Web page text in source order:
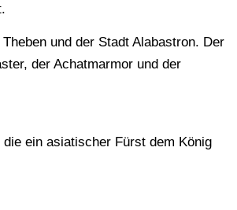
und der Stadt Alabastron. Der
der Achatmarmor und der
ein asiatischer Fürst dem König